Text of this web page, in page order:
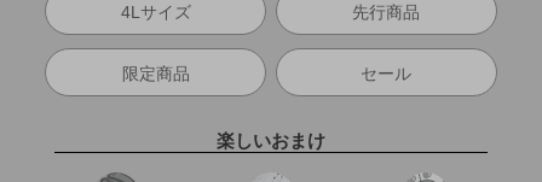
4Lサイズ 先行商品
限定商品 セール
楽しいおまけ